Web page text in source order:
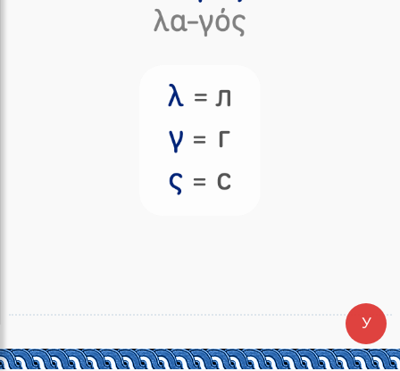
У
Cледующий урок